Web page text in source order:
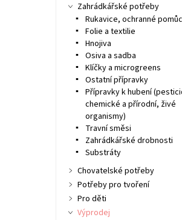
Zahrádkářské potřeby
Rukavice, ochranné
Folie a textilie
Hnojiva
Osiva a sadba
Klíčky a microgreens
Ostatní přípravky
Přípravky k hubení
chemické a přírodní, živé
organismy)
Travní směsi
Zahrádkářské drobnosti
Substráty
Chovatelské potřeby
Potřeby pro tvoření
Pro děti
Výprodej